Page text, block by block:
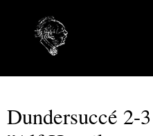
innehåll
Dundersuccé 2-